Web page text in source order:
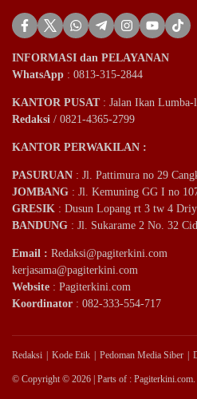
INFORMASI dan PELAYANAN
WhatsApp : 0813-315-2844
KANTOR PUSAT: Jalan Ikan Lumba-
Redaksi / 0821-4365-2799
KANTOR PERWAKILAN :
PASURUAN : Jl. Pattimura no 29
JOMBANG : Jl. Kemuning GG I no
GRESIK : Dusun Lopang rt 3 tw 4
BANDUNG : Jl. Sukarame 2 No. 32
Email : Redaksi@pagiterkini.com
kerjasama@pagiterkini.com
Website : Pagiterkini.com
Koordinator : 082-333-554-717
Redaksi Kode Etik Pedoman Media Siber
© Copyright © 2026 | Parts of :